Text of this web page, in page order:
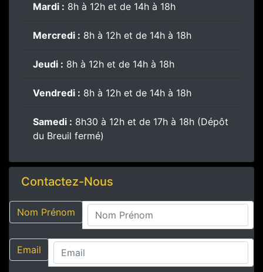
Mardi : 8h à 12h et de 14h à 18h
Mercredi : 8h à 12h et de 14h à 18h
Jeudi : 8h à 12h et de 14h à 18h
Vendredi : 8h à 12h et de 14h à 18h
Samedi : 8h30 à 12h et de 17h à 18h (Dépôt
du Breuil fermé)
Contactez-Nous
Nom Prénom
Email